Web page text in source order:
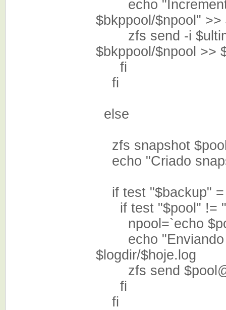
echo
$bkppool/$npool"
zfs send -i
$bkppool/$npool >>
fi
fi
else
zfs snapshot
echo "Criado
if test "$backup" =
if test "$pool" !=
npool=`echo
echo "Enviando
$logdir/$hoje.log
zfs send
fi
fi